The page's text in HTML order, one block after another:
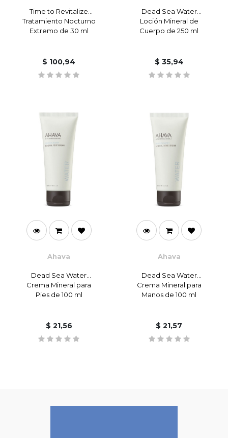
Time to Revitalize
Tratamiento Nocturno
Extremo de 30 ml
$ 100,94
Dead Sea Water
Loción Mineral de
Cuerpo de 250 ml
$ 35,94
Ahava
Dead Sea Water
Crema Mineral para
Pies de 100 ml
$ 21,56
Ahava
Dead Sea Water
Crema Mineral para
Manos de 100 ml
$21,57